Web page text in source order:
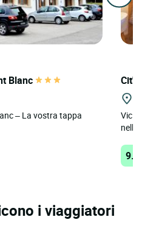
Blanc
– La vostra tappa
nella
i viaggiatori